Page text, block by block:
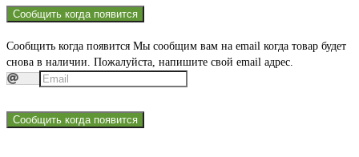
Сообщить когда появится
Сообщить когда появится Мы сообщим вам на email когда товар будет
снова в наличии. Пожалуйста, напишите свой email адрес.
Сообщить когда появится